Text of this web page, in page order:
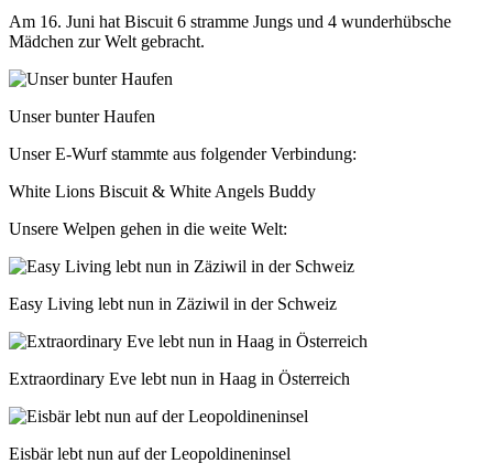
Am 16. Juni hat Biscuit 6 stramme Jungs und 4 wunderhübsche
Mädchen zur Welt gebracht.
Unser bunter Haufen
Unser E-Wurf stammte aus folgender Verbindung:
White Lions Biscuit & White Angels Buddy
Unsere Welpen gehen in die weite Welt:
Easy Living lebt nun in Zäziwil in der Schweiz
Extraordinary Eve lebt nun in Haag in Österreich
Eisbär lebt nun auf der Leopoldineninsel